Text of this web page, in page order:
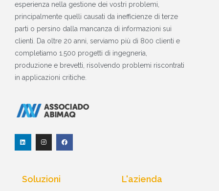
esperienza nella gestione dei vostri problemi,
principalmente quelli causati da inefficienze di terze
parti o persino dalla mancanza di informazioni sui
clienti. Da oltre 20 anni, serviamo più di 800 clienti e
completiamo 1.500 progetti di ingegneria,
produzione e brevetti, risolvendo problemi riscontrati
in applicazioni critiche.
i
n
n
a
m
a
Soluzioni L'azienda